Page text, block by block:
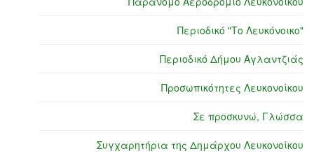
Περιοδικό "Το Λευκόνοικο"
Περιοδικό Δήμου Αγλαντζιάς
Προσωπικότητες Λευκονοίκου
Σε προσκυνώ, Γλώσσα
Συγχαρητήρια της Δημάρχου Λευκονοίκου